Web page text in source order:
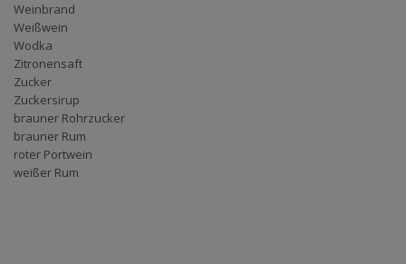
Weinbrand
Weißwein
Wodka
Zitronensaft
Zucker
Zuckersirup
brauner Rohrzucker
brauner Rum
roter Portwein
weißer Rum